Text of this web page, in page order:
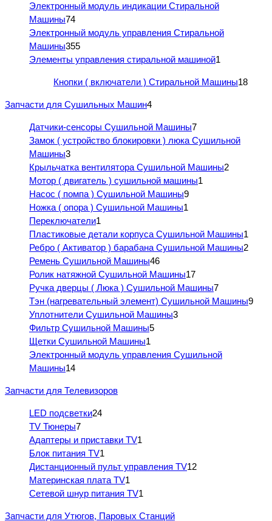
Электронный модуль индикации Стиральной
Машины74
Электронный модуль управления Стиральной
Машины355
Элементы управления стиральной машиной1
Кнопки ( включатели ) Стиральной Машины18
Запчасти для Сушильных Машин4
Датчики-сенсоры Сушильной Машины7
Замок ( устройство блокировки ) люка Сушильной
Машины3
Крыльчатка вентилятора Сушильной Машины2
Мотор ( двигатель ) сушильной машины1
Насос ( помпа ) Сушильной Машины9
Ножка ( опора ) Сушильной Машины1
Переключатели1
Пластиковые детали корпуса Сушильной Машины1
Ребро ( Активатор ) барабана Сушильной Машины2
Ремень Сушильной Машины46
Ролик натяжной Сушильной Машины17
Ручка дверцы ( Люка ) Сушильной Машины7
Тэн (нагревательный элемент) Сушильной Машины9
Уплотнители Сушильной Машины3
Фильтр Сушильной Машины5
Щетки Сушильной Машины1
Электронный модуль управления Сушильной
Машины14
Запчасти для Телевизоров
LED подсветки24
TV Тюнеры7
Адаптеры и приставки TV1
Блок питания TV1
Дистанционный пульт управления TV12
Материнская плата TV1
Сетевой шнур питания TV1
Запчасти для Утюгов, Паровых Станций